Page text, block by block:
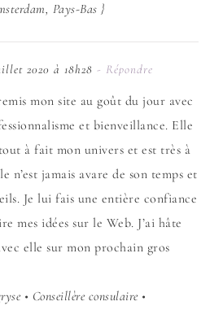
Pays-Bas }
2020 à 18h28 - Répondre
mon site au goût du jour avec
et bienveillance. Elle
à fait mon univers et est très à
n’est jamais avare de son temps et
Je lui fais une entière confiance
mes idées sur le Web. J’ai hâte
elle sur mon prochain gros
• Conseillère consulaire •